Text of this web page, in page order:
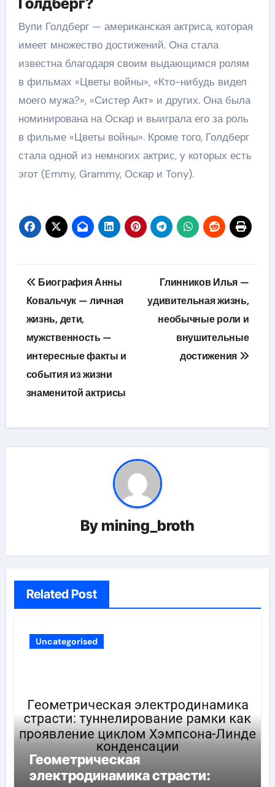
Вупи Голдберг — американская актриса, которая
имеет множество достижений. Она стала
известна благодаря своим выдающимся ролям
в фильмах «Цветы войны», «Кто-нибудь видел
моего мужа?», «Систер Акт» и других. Она была
номинирована на Оскар и выиграла его за роль
в фильме «Цветы войны». Кроме того, Голдберг
стала одной из немногих актрис, у которых есть
эгот (Emmy, Grammy, Оскар и Tony).
Навигация
по
записям
Биография Анны
Ковальчук — личная
жизнь, дети,
мужственность —
интересные факты и
события из жизни
знаменитой актрисы
Глинников Илья —
удивительная жизнь,
необычные роли и
внушительные
достижения
By mining_broth
Related Post
Uncategorised
Геометрическая
электродинамика страсти: